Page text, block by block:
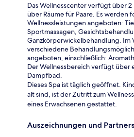
Das Wellnesscenter verfügt über
über Räume für Paare. Es werden
Wellnessleistungen angeboten:
Sportmassagen,
Ganzkörperwickelbehandlung. Im
verschiedene
angeboten, einschließlich:
Der Wellnessbereich verfügt über
Dampfbad.
Dieses Spa ist täglich geöffnet.
alt sind, ist der Zutritt zum
eines Erwachsenen gestattet.
Auszeichnungen und